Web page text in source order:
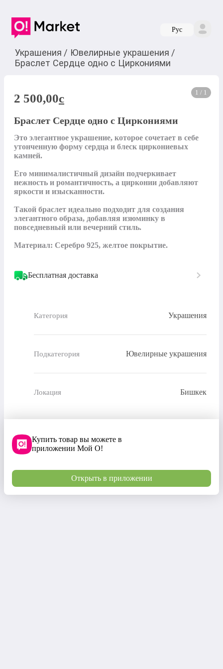
Руc
Украшения / Ювелирные украшения /
Браслет Сердце одно с Циркониями
1 / 1
2 500,00c
Браслет Сердце одно с Циркониями
Это элегантное украшение, которое сочетает в себе
утонченную форму сердца и блеск циркониевых
камней.
Его минималистичный дизайн подчеркивает
нежность и романтичность, а цирконии добавляют
яркости и изысканности.
Такой браслет идеально подходит для создания
элегантного образа, добавляя изюминку в
повседневный или вечерний стиль.
Материал: Серебро 925, желтое покрытие.
Бесплатная доставка
Категория Украшения
Подкатегория Ювелирные украшения
Локация Бишкек
Купить товар вы можете в
приложении Мой О!
Открыть в приложении